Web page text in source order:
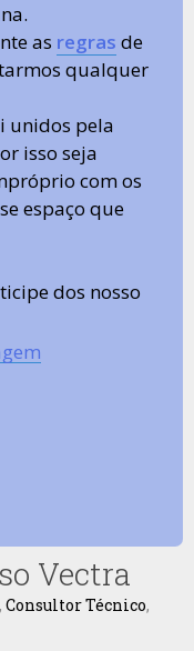
as regras de
qualquer
unidos pela
isso seja
com os
espaço que
dos nosso
Vectra
Consultor Técnico,